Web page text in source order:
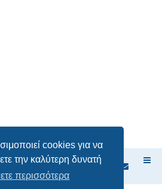
cookies για να
την καλύτερη δυνατή
περισσότερα